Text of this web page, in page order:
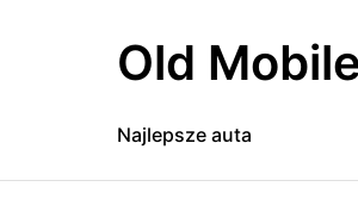
Old Mobile
Najlepsze auta